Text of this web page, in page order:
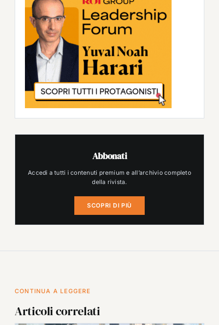
Abbonati
Accedi a tutti i contenuti premium e all’archivio completo
della rivista.
SCOPRI DI PIÙ
CONTINUA A LEGGERE
Articoli correlati